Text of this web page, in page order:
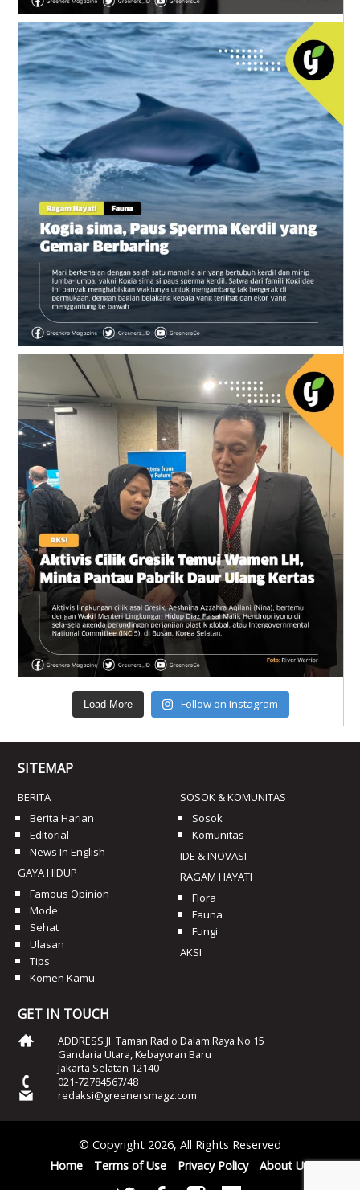
Load More Follow on Instagram
SITEMAP
BERITA
Berita Harian
Editorial
News In English
GAYA HIDUP
Famous Opinion
Mode
Sehat
Ulasan
Tips
Komen Kamu
SOSOK & KOMUNITAS
Sosok
Komunitas
IDE & INOVASI
RAGAM HAYATI
Flora
Fauna
Fungi
AKSI
GET IN TOUCH
ADDRESS Jl. Taman Radio Dalam Raya No 15
Gandaria Utara, Kebayoran Baru
Jakarta Selatan 12140
021-72784567/48
redaksi@greenersmagz.com
© Copyright 2026, All Rights Reserved
Home
Terms of Use Privacy Policy About Us